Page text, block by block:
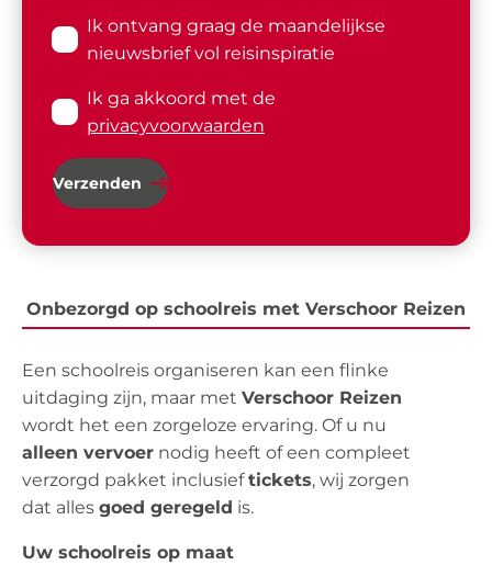
Ik ontvang graag de maandelijkse
nieuwsbrief vol reisinspiratie
Ik ga akkoord met de
privacyvoorwaarden
Verzenden
Onbezorgd op schoolreis met Verschoor Reizen
Een schoolreis organiseren kan een flinke
uitdaging zijn, maar metVerschoor Reizen
wordt het een zorgeloze ervaring. Of u nu
alleen vervoer nodig heeft of een compleet
verzorgd pakket inclusieftickets, wij zorgen
dat allesgoed geregeld is.
Uw schoolreis op maat